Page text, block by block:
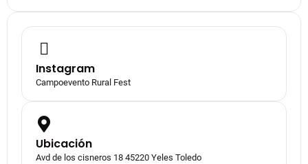
Instagram
Campoevento Rural Fest
Ubicación
Avd de los cisneros 18 45220 Yeles Toledo